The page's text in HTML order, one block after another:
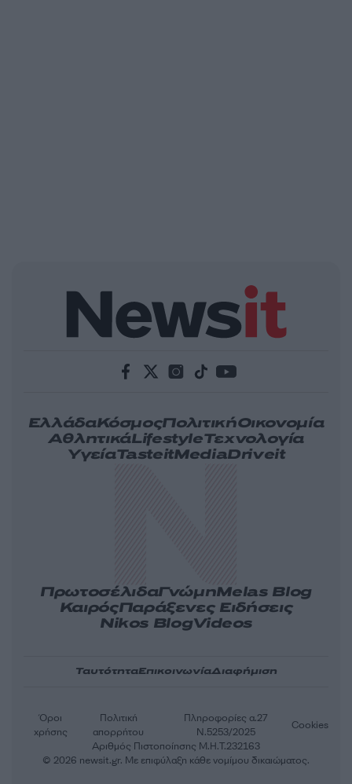
ΕλλάδαΚόσμοςΠολιτικήΟικονομία
ΑθλητικάLifestyleΤεχνολογία
ΥγείαTasteitMediaDriveit
ΠρωτοσέλιδαΓνώμηMelas Blog
ΚαιρόςΠαράξενες Ειδήσεις
Nikos BlogVideos
ΤαυτότηταΕπικοινωνίαΔιαφήμιση
Αριθμός Πιστοποίησης Μ.Η.Τ.232163
Όροι
χρήσης
Πολιτική
απορρήτου
Πληροφορίες α.27
Ν.5253/2025
Cookies
© 2026 newsit.gr. Με επιφύλαξη κάθε νομίμου δικαιώματος.